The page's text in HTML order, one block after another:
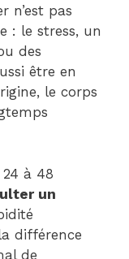
n’est pas
: le stress, un
des
être en
le corps
à 48
un
différence
de